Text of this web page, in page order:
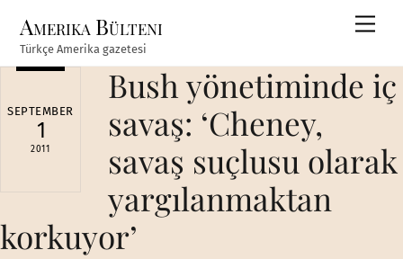
content
Amerika Bülteni
Türkçe Amerika gazetesi
SEPTEMBER
1
2011
Bush yönetiminde iç
savaş: ‘Cheney,
savaş suçlusu olarak
yargılanmaktan
korkuyor’